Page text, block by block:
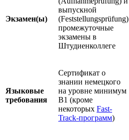
Экзамен(ы)
выпускной
(Feststellungsprüfung)
промежуточные
экзамены в
Штудиенколлеге
Языковые
требования
Сертификат о
знании немецкого
на уровне минимум
B1 (кроме
некоторых Fast-
Track-программ)